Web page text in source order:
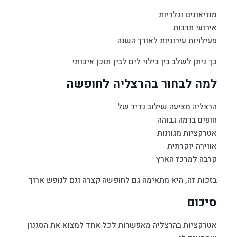
מוזיאונים וגלריות
אירועי תרבות
פעילויות עירוניות לאורך השנה
כך ניתן לשלב בין בילוי לים לבין תוכן איכותי
למה לבחור בהרצליה לחופשה
הרצליה מציעה שילוב נדיר של
חופים ברמה גבוהה
אטרקציות מגוונות
אווירה יוקרתית
קרבה למרכז הארץ
בזכות זה, היא מתאימה גם לחופשה קצרה וגם לנופש ארוך
סיכום
אטרקציות בהרצליה מאפשרות לכל אחד למצוא את הסגנון